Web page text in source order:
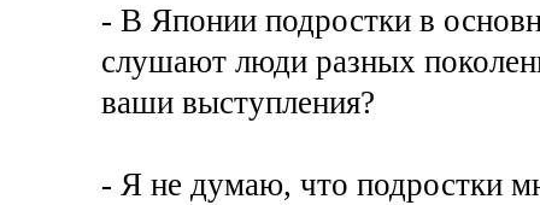
- В Японии подростки в
слушают люди разных
ваши выступления?
- Я не думаю, что подростки